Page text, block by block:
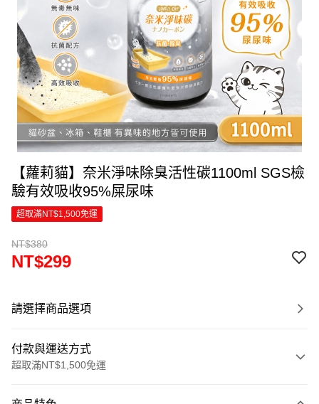
【蘿莉貓】奈米淨味除臭活性碳1100ml SGS檢
驗有效吸收95%屎尿味
超取滿NT$1,500免運
NT$380
NT$299
請選擇商品選項
付款與運送方式
超取滿NT$1,500免運